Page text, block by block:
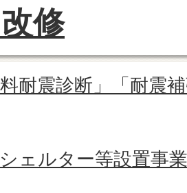
修
耐震診断」「耐震
ェルター等設置事